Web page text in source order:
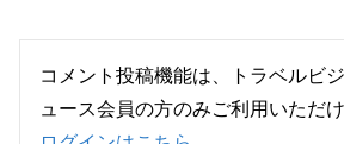
コメント投稿機能は、トラベルビ
ュース会員の方のみご利用いただけ